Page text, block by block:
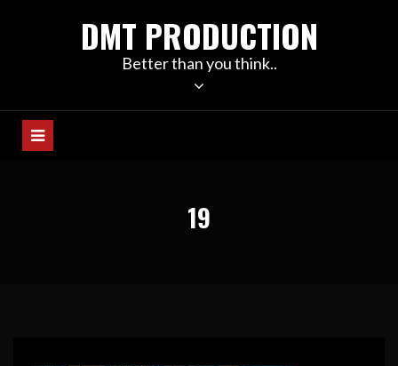
DMT PRODUCTION
Better than you think..
19